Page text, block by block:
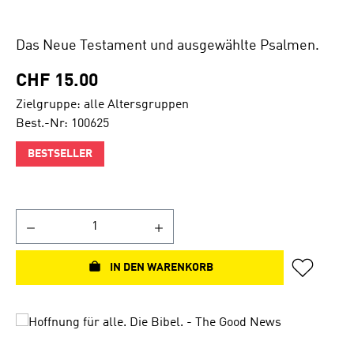
Das Neue Testament und ausgewählte Psalmen.
CHF 15.00
Zielgruppe: alle Altersgruppen
Best.-Nr: 100625
BESTSELLER
IN DEN WARENKORB
Bildergalerie überspringen